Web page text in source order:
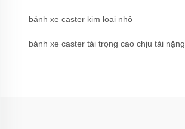
bánh xe caster kim loại nhỏ
bánh xe caster tải trọng cao chịu tải nặng